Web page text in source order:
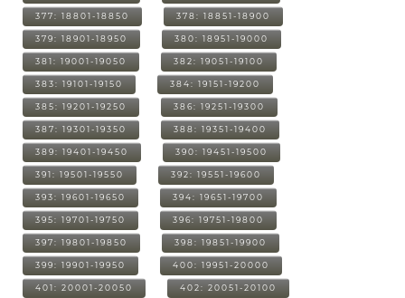
377: 18801-18850 378: 18851-18900
379: 18901-18950 380: 18951-19000
381: 19001-19050 382: 19051-19100
383: 19101-19150 384: 19151-19200
385: 19201-19250 386: 19251-19300
387: 19301-19350 388: 19351-19400
389: 19401-19450 390: 19451-19500
391: 19501-19550 392: 19551-19600
393: 19601-19650 394: 19651-19700
395: 19701-19750 396: 19751-19800
397: 19801-19850 398: 19851-19900
399: 19901-19950 400: 19951-20000
401: 20001-20050 402: 20051-20100